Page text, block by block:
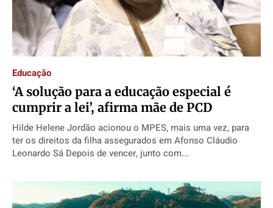
Educação
‘A solução para a educação especial é
cumprir a lei’, afirma mãe de PCD
Hilde Helene Jordão acionou o MPES, mais uma vez, para
ter os direitos da filha assegurados em Afonso Cláudio
Leonardo Sá Depois de vencer, junto com...